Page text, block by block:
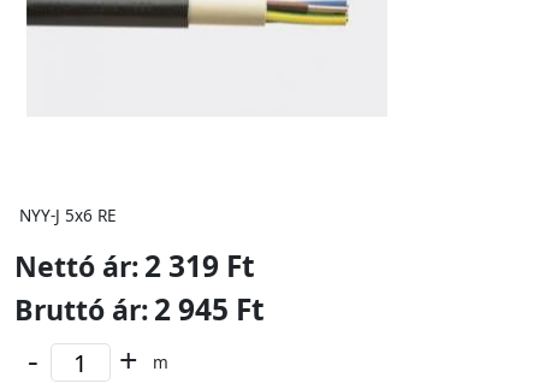
NYY-J 5x6 RE
Nettó ár:2 319 Ft
Bruttó ár:2 945 Ft
- + m